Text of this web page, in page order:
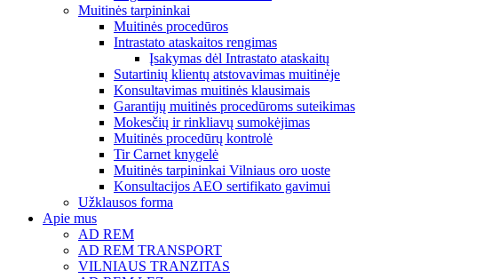
Muitinės tarpininkai
Muitinės procedūros
Intrastato ataskaitos rengimas
Įsakymas dėl Intrastato ataskaitų
Sutartinių klientų atstovavimas muitinėje
Konsultavimas muitinės klausimais
Garantijų muitinės procedūroms suteikimas
Mokesčių ir rinkliavų sumokėjimas
Muitinės procedūrų kontrolė
Tir Carnet knygelė
Muitinės tarpininkai Vilniaus oro uoste
Konsultacijos AEO sertifikato gavimui
Užklausos forma
Apie mus
AD REM
AD REM TRANSPORT
VILNIAUS TRANZITAS